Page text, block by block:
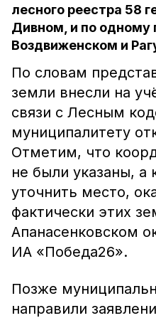
лесного реестра 58
Дивном, и по одному
Воздвиженском и
По словам
земли внесли на
связи с Лесным
муниципалитету
Отметим, что
не были указаны, а
уточнить место,
фактически этих
Апанасенковском
ИА «Победа26».
Позже
направили